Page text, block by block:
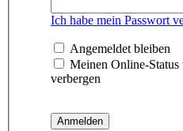
Ich habe mein Passwort
Angemeldet bleiben
Meinen Online-Status
verbergen